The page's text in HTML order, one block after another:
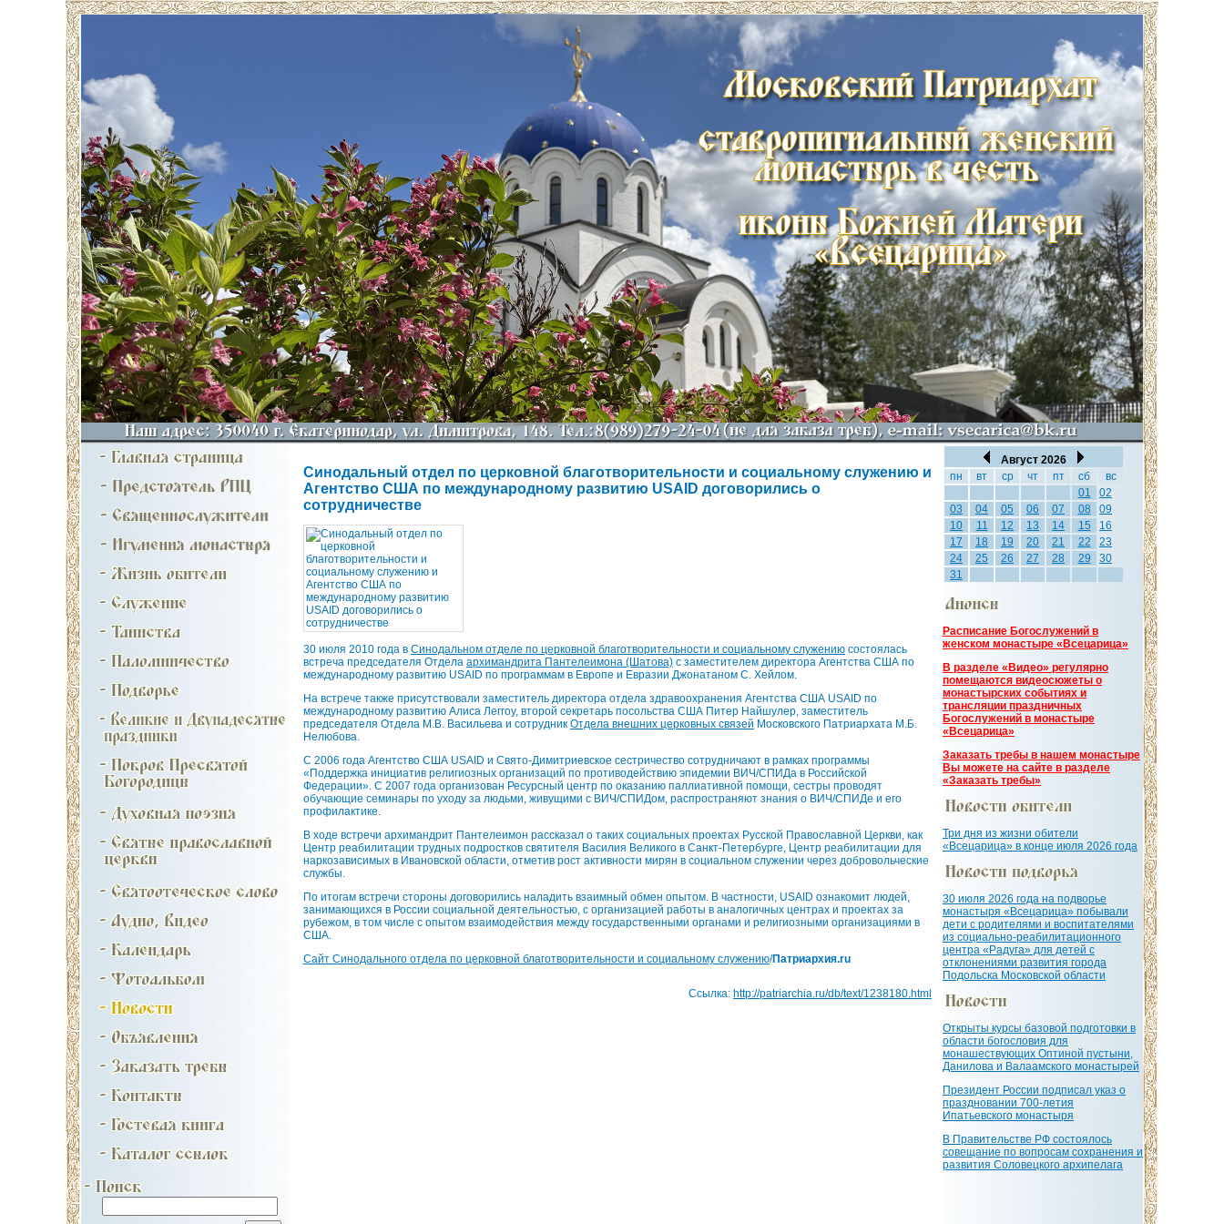
Синодальный отдел по церковной благотворительности и социальному служению и
Агентство США по международному развитию USAID договорились о
сотрудничестве
30 июля 2010 года в Синодальном отделе по церковной благотворительности и социальному служению состоялась
встреча председателя Отдела архимандрита Пантелеимона (Шатова) с заместителем директора Агентства США по
международному развитию USAID по программам в Европе и Евразии Джонатаном С. Хейлом.
На встрече также присутствовали заместитель директора отдела здравоохранения Агентства США USAID по
международному развитию Алиса Леггоу, второй секретарь посольства США Питер Найшулер, заместитель
председателя Отдела М.В. Васильева и сотрудник Отдела внешних церковных связей Московского Патриархата М.Б.
Нелюбова.
С 2006 года Агентство США USAID и Свято-Димитриевское сестричество сотрудничают в рамках программы
«Поддержка инициатив религиозных организаций по противодействию эпидемии ВИЧ/СПИДа в Российской
Федерации». С 2007 года организован Ресурсный центр по оказанию паллиативной помощи, сестры проводят
обучающие семинары по уходу за людьми, живущими с ВИЧ/СПИДом, распространяют знания о ВИЧ/СПИДе и его
профилактике.
В ходе встречи архимандрит Пантелеимон рассказал о таких социальных проектах Русской Православной Церкви, как
Центр реабилитации трудных подростков святителя Василия Великого в Санкт-Петербурге, Центр реабилитации для
наркозависимых в Ивановской области, отметив рост активности мирян в социальном служении через добровольческие
службы.
По итогам встречи стороны договорились наладить взаимный обмен опытом. В частности, USAID ознакомит людей,
занимающихся в России социальной деятельностью, с организацией работы в аналогичных центрах и проектах за
рубежом, в том числе с опытом взаимодействия между государственными органами и религиозными организациями в
США.
Сайт Синодального отдела по церковной благотворительности и социальному служению/Патриархия.ru
Ссылка: http://patriarchia.ru/db/text/1238180.html
Август 2026
пн
вт ср чт пт сб
вс
01
02
03
04 05 06 07 08
09
10
11 12 13 14 15
16
17
18 19 20 21 22
23
24
25 26 27 28 29
30
31
Расписание Богослужений в
женском монастыре «Всецарица»
В разделе «Видео» регулярно
помещаются видеосюжеты о
монастырских событиях и
трансляции праздничных
Богослужений в монастыре
«Всецарица»
Заказать требы в нашем монастыре
Вы можете на сайте в разделе
«Заказать требы»
Три дня из жизни обители
«Всецарица» в конце июля 2026 года
30 июля 2026 года на подворье
монастыря «Всецарица» побывали
дети с родителями и воспитателями
из социально-реабилитационного
центра «Радуга» для детей с
отклонениями развития города
Подольска Московской области
Открыты курсы базовой подготовки в
области богословия для
монашествующих Оптиной пустыни,
Данилова и Валаамского монастырей
Президент России подписал указ о
праздновании 700-летия
Ипатьевского монастыря
В Правительстве РФ состоялось
совещание по вопросам сохранения и
развития Соловецкого архипелага